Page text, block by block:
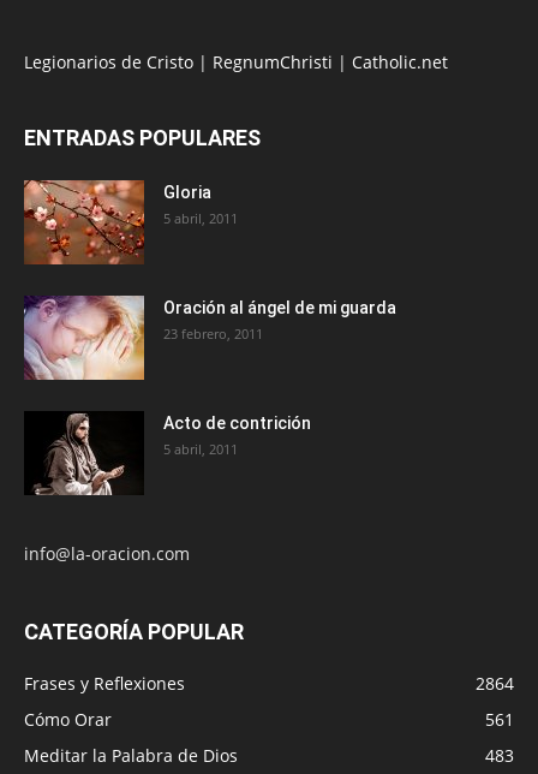
Legionarios de Cristo | RegnumChristi | Catholic.net
ENTRADAS POPULARES
Gloria
5 abril, 2011
Oración al ángel de mi guarda
23 febrero, 2011
Acto de contrición
5 abril, 2011
info@la-oracion.com
CATEGORÍA POPULAR
Frases y Reflexiones
2864
Cómo Orar
561
Meditar la Palabra de Dios
483